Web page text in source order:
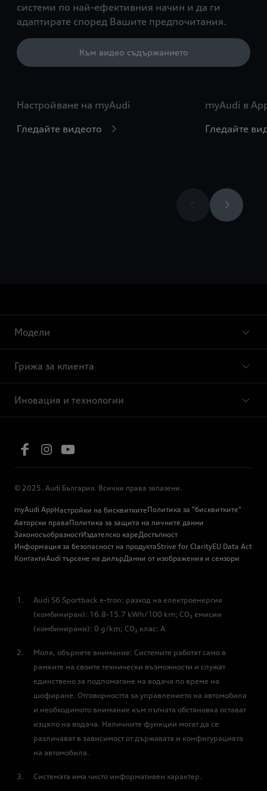
системи по най-ефективния начин и да ги
адаптирате според Вашите предпочитания.
Към видео съдържанието
Настройване на myAudi
Гледайте видеото
myAudi в
Гледайте
Модели
Грижа за клиента
Иновация и технологии
© 2025. Audi България. Всички права запазени.
myAudi AppНастройки на бисквиткитеПолитика за "бисквитките"
Авторски праваПолитика за защита на личните данни
ЗаконосъобразностИздателско кареДостъпност
Информация за безопасност на продуктаStrive for ClarityEU Data Act
КонтактиAudi търсене на дилърДанни от изображения и сензори
Аudi S6 Sportback e-tron: разход на електроенергия
(комбиниран): 16.8-15.7 kWh/100 km; CO₂ емисии
(комбинирани): 0 g/km; CO₂ клас: A
Моля, обърнете внимание: Системите работят само в
рамките на своите технически възможности и служат
единствено за подпомагане на водача по време на
шофиране. Отговорността за управлението на автомобила
и необходимото внимание към пътната обстановка остават
изцяло на водача. Наличните функции могат да се
различават в зависимост от държавата и конфигурацията
на автомобила.
Системата има чисто информативен характер.